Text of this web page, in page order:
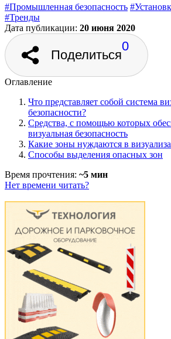
#Промышленная безопасность
#Тренды
Дата публикации: 20 июня 2020
Поделиться
0
Оглавление
Что представляет собой система
безопасности?
Средства, с помощью которых
визуальная безопасность
Какие зоны нуждаются в
Способы выделения опасных зон
Время прочтения: ~5 мин
Нет времени читать?